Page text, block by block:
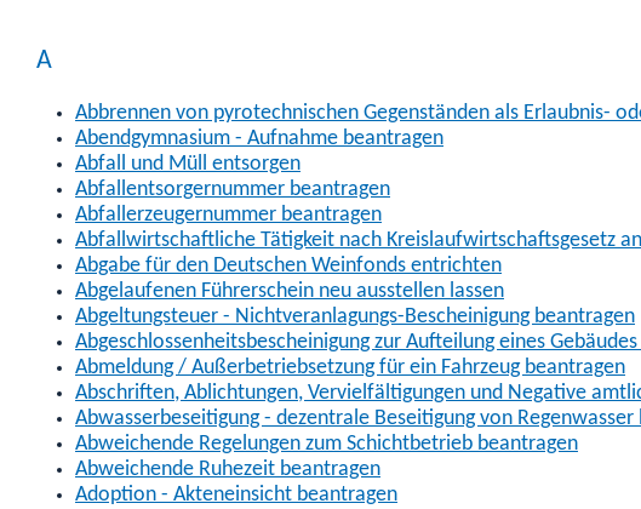
A
Abbrennen von pyrotechnischen Gegenständen als Erlaubnis-
Abendgymnasium - Aufnahme beantragen
Abfall und Müll entsorgen
Abfallentsorgernummer beantragen
Abfallerzeugernummer beantragen
Abfallwirtschaftliche Tätigkeit nach Kreislaufwirtschaftsgesetz
Abgabe für den Deutschen Weinfonds entrichten
Abgelaufenen Führerschein neu ausstellen lassen
Abgeltungsteuer - Nichtveranlagungs-Bescheinigung beantragen
Abgeschlossenheitsbescheinigung zur Aufteilung eines
Abmeldung / Außerbetriebsetzung für ein Fahrzeug beantragen
Abschriften, Ablichtungen, Vervielfältigungen und Negative
Abwasserbeseitigung - dezentrale Beseitigung von
Abweichende Regelungen zum Schichtbetrieb beantragen
Abweichende Ruhezeit beantragen
Adoption - Akteneinsicht beantragen